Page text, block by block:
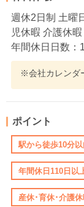
週休2日制 土曜
児休暇 介護休暇
年間休日日数：
※会社カレンダ
ポイント
駅から徒歩10分
年間休日110日以
産休･育休･介護